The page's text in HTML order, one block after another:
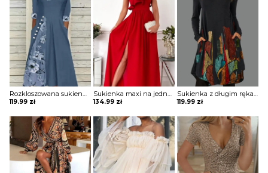
Rozkloszowana sukienka z ozdobnymi wstawkami
119.99 zł
Sukienka maxi na jedno ramię z falbaną
134.99 zł
Sukienka z długim rękawem z kieszeniami
119.99 zł